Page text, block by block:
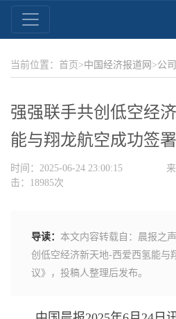
当前位置：首页>中国经济报道网 >公司
强强联手共创低空经
能与翔龙航空成功签
时间：2025-06-24 23:00:15
击：18985次
导读： 本文内容转载自：晨报之
创低空经济新天地-西爱西氢能与
议》，投稿人整理后发布。